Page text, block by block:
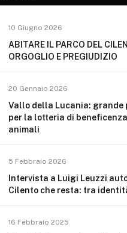
10 Giugno 2026
ABITARE IL PARCO DEL
ORGOGLIO E PREGIUDIZIO
20 Gennaio 2026
Vallo della Lucania: grande
per la lotteria di
animali
5 Febbraio 2026
Intervista a Luigi Leuzzi
Cilento che resta: tra
16 Febbraio 2025